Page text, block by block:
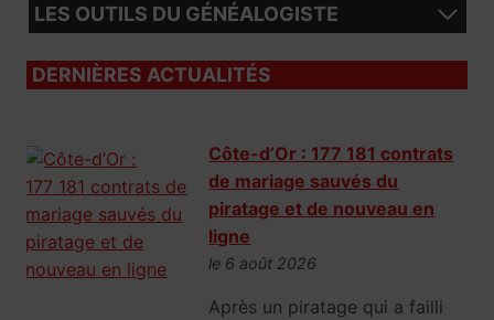
LES OUTILS DU GÉNÉALOGISTE
DERNIÈRES ACTUALITÉS
Côte-d’Or : 177 181 contrats
de mariage sauvés du
piratage et de nouveau en
ligne
le 6 août 2026
Après un piratage qui a failli